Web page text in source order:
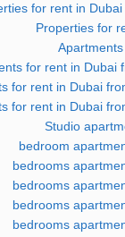
for rent in
Properties for
for rent in Dubai
for rent in Dubai
for rent in Dubai
Studio